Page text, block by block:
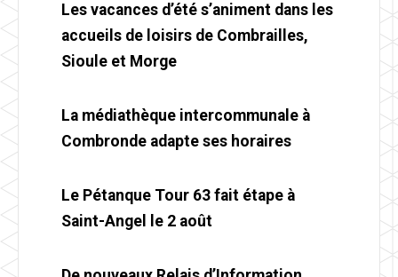
Les vacances d’été s’animent dans les
accueils de loisirs de Combrailles,
Sioule et Morge
La médiathèque intercommunale à
Combronde adapte ses horaires
Le Pétanque Tour 63 fait étape à
Saint-Angel le 2 août